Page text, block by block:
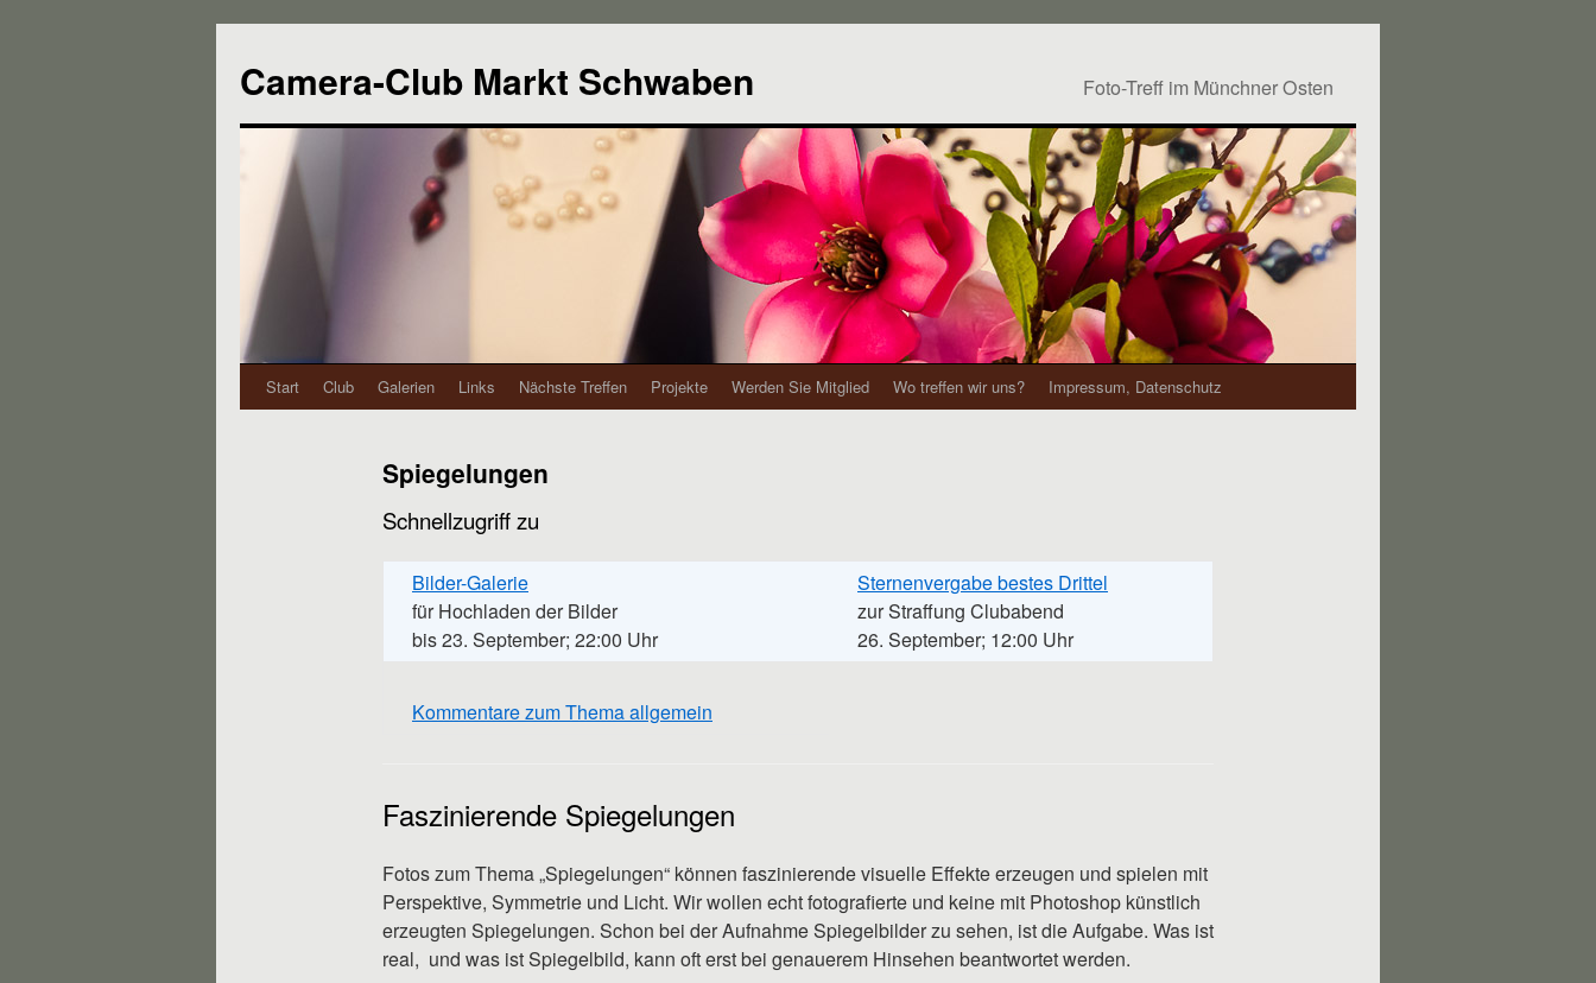
Camera-Club Markt Schwaben Foto-Treff im Münchner Osten
Start Club Galerien Links Nächste Treffen Projekte Werden Sie Mitglied Wo treffen wir uns? Impressum, Datenschutz
Spiegelungen
Schnellzugriff zu
Bilder-Galerie
für Hochladen der Bilder
bis 23. September; 22:00 Uhr
Sternenvergabe bestes Drittel
zur Straffung Clubabend
26. September; 12:00 Uhr
Kommentare zum Thema allgemein
Faszinierende Spiegelungen
Fotos zum Thema „Spiegelungen“ können faszinierende visuelle Effekte erzeugen und spielen mit
Perspektive, Symmetrie und Licht. Wir wollen echt fotografierte und keine mit Photoshop künstlich
erzeugten Spiegelungen. Schon bei der Aufnahme Spiegelbilder zu sehen, ist die Aufgabe. Was ist
real, und was ist Spiegelbild, kann oft erst bei genauerem Hinsehen beantwortet werden.